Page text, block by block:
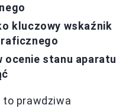
kluczowy wskaźnik
ocenie stanu aparatu
to prawdziwa